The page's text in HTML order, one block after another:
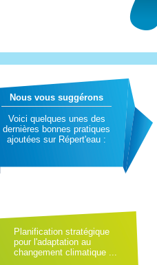
Nous vous suggérons
Voici quelques unes des
dernières bonnes pratiques
ajoutées sur Répert'eau :
Planification stratégique
pour l'adaptation au
changement climatique ...